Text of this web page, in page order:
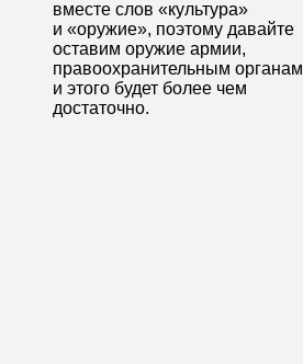
вместе слов «культура»
и «оружие», поэтому давайте
оставим оружие армии,
правоохранительным органам
и этого будет более чем
достаточно.